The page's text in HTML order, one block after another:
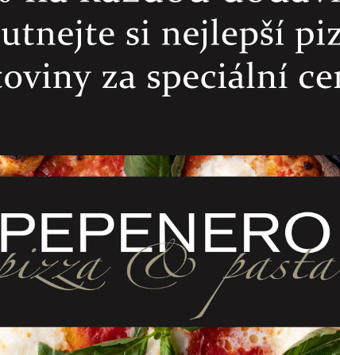
ravioli s kuřecím masem a zeleninou.
omáčkou nebo s jednoduchou rajčatovou